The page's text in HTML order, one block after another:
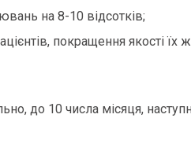
на 8-10 відсотків;
покращення якості їх
до 10 числа місяця,